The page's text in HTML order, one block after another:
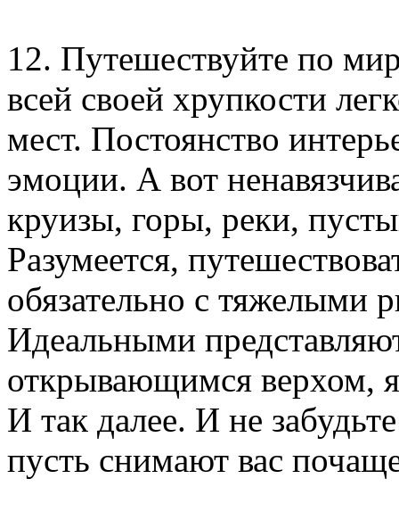
12. Путешествуйте по
всей своей хрупкости
мест. Постоянство
эмоции. А вот
круизы, горы, реки,
Разумеется,
обязательно с тяжелыми
Идеальными
открывающимся верхом,
И так далее. И не
пусть снимают вас